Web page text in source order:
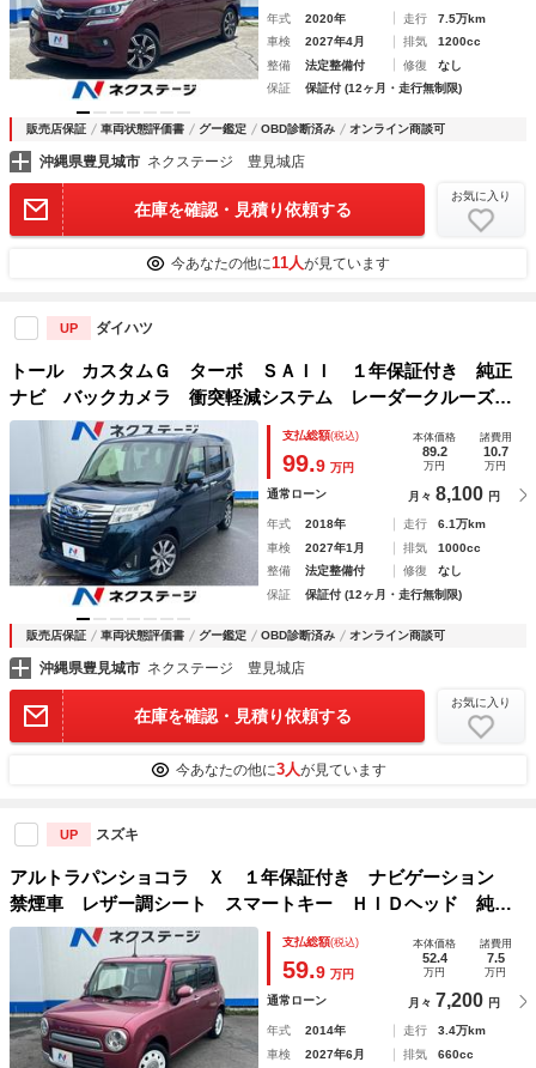
年式 2020年 走行
7.5万km
車検
2027年4月 排気
1200cc
整備
法定整備付 修復
なし
保証
保証付 (12ヶ月・走行無制限)
販売店保証 車両状態評価書 グー鑑定 OBD診断済み オンライン商談可
沖縄県豊見城市 ネクステージ 豊見城店
在庫を確認・見積り依頼する
お気に入り
今あなたの他に11人が見ています
UP ダイハツ
トール カスタムＧ ターボ ＳＡＩＩ １年保証付き 純正
ナビ バックカメラ 衝突軽減システム レーダークルーズ
禁煙車 コーナーセンサー スマートキー ＬＥＤヘッド 純
正１５インチアルミ オートライト オートエアコン Ｂｌｕ
ｅｔｏｏｔｈ
支払総額(税込)
99.9 万円
本体価格
89.2
万円
諸費用
10.7
万円
通常ローン 月々 8,100 円
年式 2018年 走行
6.1万km
車検
2027年1月 排気
1000cc
整備
法定整備付 修復
なし
保証
保証付 (12ヶ月・走行無制限)
販売店保証 車両状態評価書 グー鑑定 OBD診断済み オンライン商談可
沖縄県豊見城市 ネクステージ 豊見城店
在庫を確認・見積り依頼する
お気に入り
今あなたの他に3人が見ています
UP スズキ
アルトラパンショコラ Ｘ １年保証付き ナビゲーション
禁煙車 レザー調シート スマートキー ＨＩＤヘッド 純正
１４インチアルミ オートライト オートエアコン ＣＤ Ｄ
ＶＤ再生 盗難防止装置 トラクションコントロール
支払総額(税込)
59.9 万円
本体価格
52.4
万円
諸費用
7.5
万円
通常ローン 月々 7,200 円
年式 2014年 走行
3.4万km
車検
2027年6月 排気
660cc